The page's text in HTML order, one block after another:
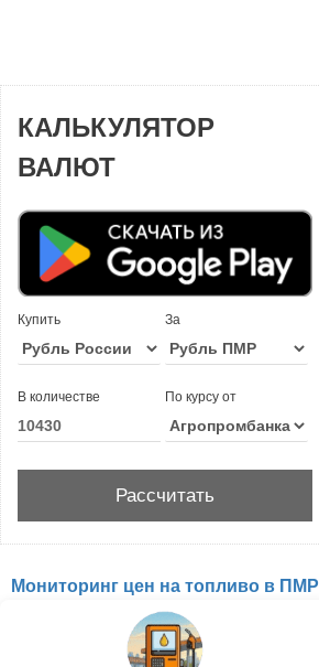
КАЛЬКУЛЯТОР
ВАЛЮТ
Купить За
В количестве По курсу от
Мониторинг цен на топливо в ПМР